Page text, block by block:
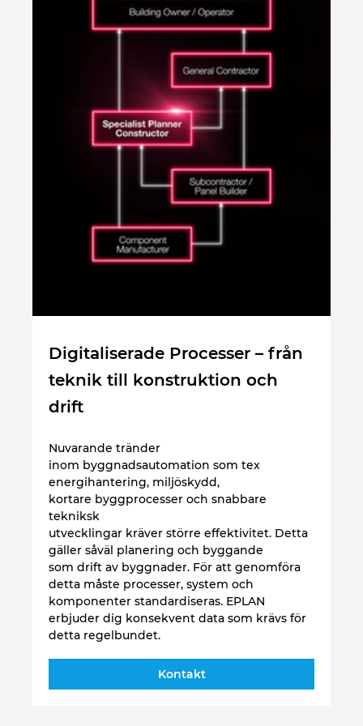
Digitaliserade Processer – från
teknik till konstruktion och
drift
Nuvarande tränder
inom byggnadsautomation som tex
energihantering, miljöskydd,
kortare byggprocesser och snabbare
tekniksk
utvecklingar kräver större effektivitet. Detta
gäller såväl planering och byggande
som drift av byggnader. För att genomföra
detta måste processer, system och
komponenter standardiseras. EPLAN
erbjuder dig konsekvent data som krävs för
detta regelbundet.
Kontakt
Slovakia
Slovenia
South Africa
South Korea
Spain
Sweden
Switzerland
Thailand